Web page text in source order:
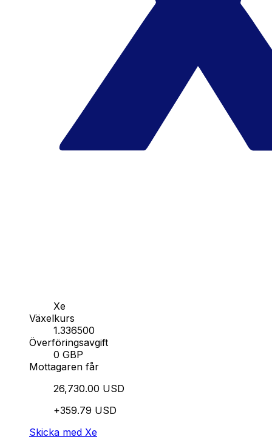
Xe
Växelkurs
1.336500
Överföringsavgift
0 GBP
Mottagaren får
26,730.00 USD
+359.79 USD
Skicka med Xe